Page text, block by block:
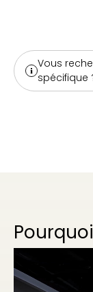
Vous
spécifique